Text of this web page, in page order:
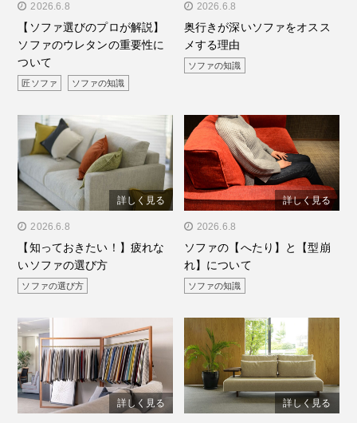
" alt="【ソファ選びのプロ
が解説】ソファのウレタン
の重要性について"/>
2026.6.8
【ソファ選びのプロが解説】
ソファのウレタンの重要性に
ついて
匠ソファ ソファの知識
" alt="奥行きが深いソファ
をオススメする理由"/>
2026.6.8
奥行きが深いソファをオスス
メする理由
ソファの知識
" alt="【知っておきた
い！】疲れないソファの選
び方"/>
詳しく見る
2026.6.8
【知っておきたい！】疲れな
いソファの選び方
ソファの選び方
" alt="ソファの【へたり】
と【型崩れ】について"/>
詳しく見る
2026.6.8
ソファの【へたり】と【型崩
れ】について
ソファの知識
詳しく見る 詳しく見る